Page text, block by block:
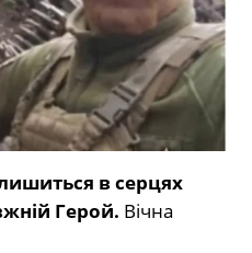
в серцях
Герой. Вічна